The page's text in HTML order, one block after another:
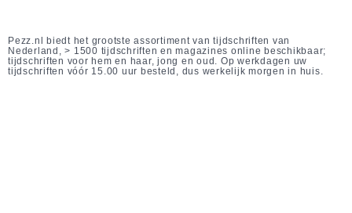
Pezz.nl biedt het grootste assortiment van tijdschriften van
Nederland, > 1500 tijdschriften en magazines online beschikbaar;
tijdschriften voor hem en haar, jong en oud. Op werkdagen uw
tijdschriften vóór 15.00 uur besteld, dus werkelijk morgen in huis.